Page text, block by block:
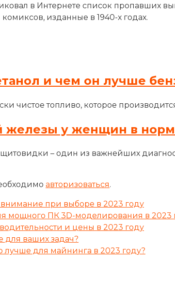
в Интернете список пропавших
изданные в 1940-х годах.
и чем он лучше
чистое топливо, которое
железы у женщин в
– один из важнейших
авторизоваться.
при выборе в 2023 году
мощного ПК 3D-моделирования в 2023
и цены в 2023 году
для ваших задач?
лучше для майнинга в 2023 году?